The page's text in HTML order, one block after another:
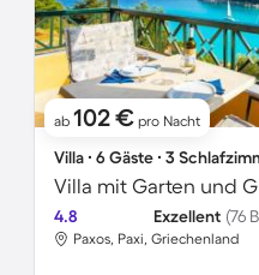
ab 102 € pro Nacht
Villa ∙ 6 Gäste ∙ 3
Villa mit Garten und
4.8 Exzellent (76
Paxos, Paxi, Griechenland